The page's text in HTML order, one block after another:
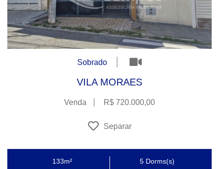
Sobrado
VILA MORAES
Venda R$ 720.000,00
Separar
133m² 5 Dorms(s)